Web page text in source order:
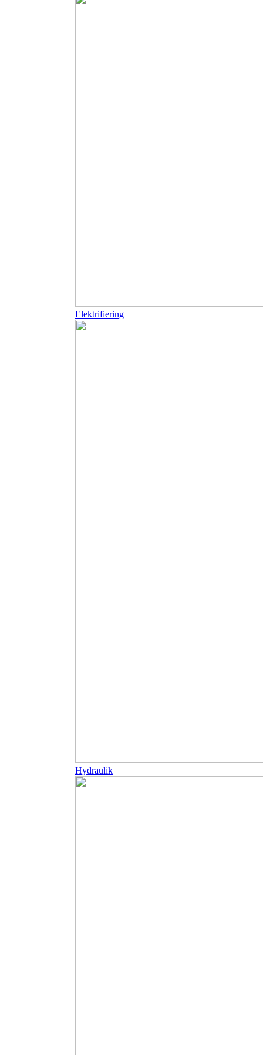
Elektrifiering
Hydraulik